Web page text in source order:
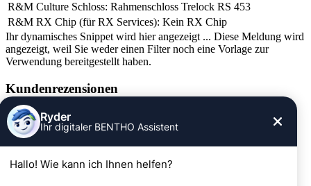
R&M Culture Schloss: Rahmenschloss Trelock RS 453
R&M RX Chip (für RX Services): Kein RX Chip
Ihr dynamisches Snippet wird hier angezeigt ... Diese Meldung wird
angezeigt, weil Sie weder einen Filter noch eine Vorlage zur
Verwendung bereitgestellt haben.
Kundenrezensionen
Informationen
Impressum
AGB
Widerrufsrecht